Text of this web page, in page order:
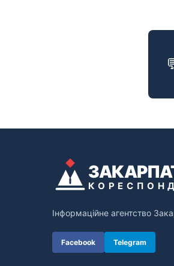
Інформаційне агентство
Facebook Telegram